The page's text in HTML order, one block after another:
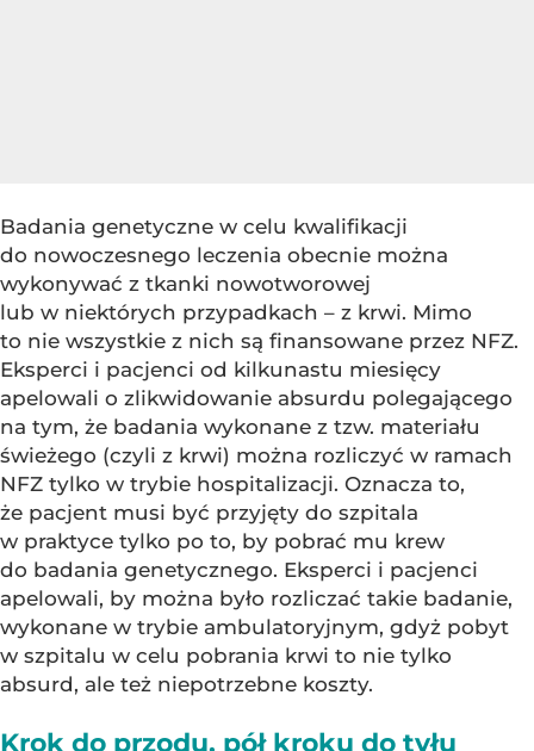
Badania genetyczne w celu kwalifikacji
do nowoczesnego leczenia obecnie można
wykonywać z tkanki nowotworowej
lub w niektórych przypadkach – z krwi. Mimo
to nie wszystkie z nich są finansowane przez NFZ.
Eksperci i pacjenci od kilkunastu miesięcy
apelowali o zlikwidowanie absurdu polegającego
na tym, że badania wykonane z tzw. materiału
świeżego (czyli z krwi) można rozliczyć w ramach
NFZ tylko w trybie hospitalizacji. Oznacza to,
że pacjent musi być przyjęty do szpitala
w praktyce tylko po to, by pobrać mu krew
do badania genetycznego. Eksperci i pacjenci
apelowali, by można było rozliczać takie badanie,
wykonane w trybie ambulatoryjnym, gdyż pobyt
w szpitalu w celu pobrania krwi to nie tylko
absurd, ale też niepotrzebne koszty.
Krok do przodu, pół kroku do tyłu